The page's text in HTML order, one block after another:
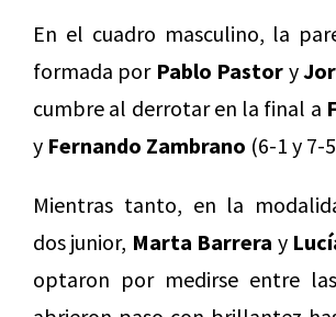
En el cuadro masculino, la
formada por Pablo Pastor y
cumbre al derrotar en la final a
y Fernando Zambrano (6-1 y 7-
Mientras tanto, en la
dos junior, Marta Barrera y
optaron por medirse entre